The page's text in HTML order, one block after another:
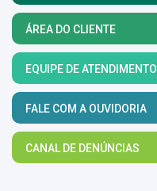
ÁREA DO CLIENTE
EQUIPE DE ATENDIMENTO
FALE COM A OUVIDORIA
CANAL DE DENÚNCIAS